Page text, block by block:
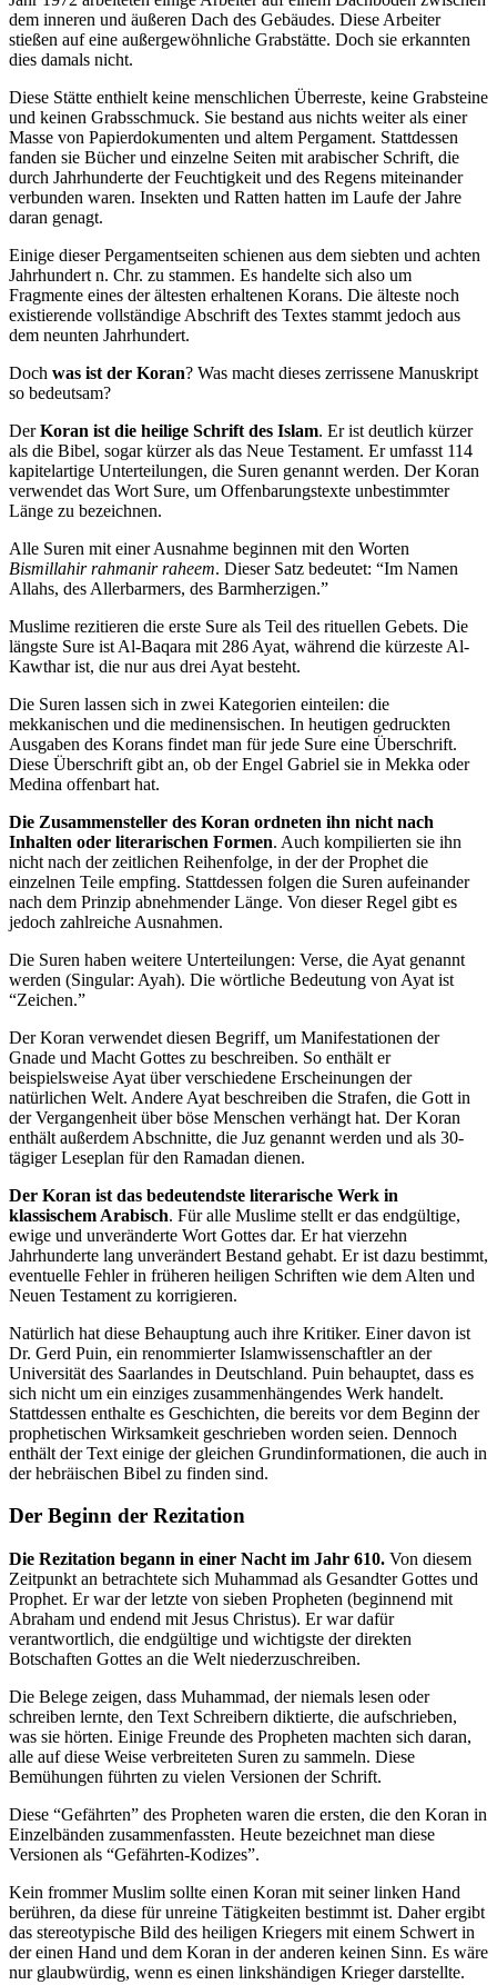
dem inneren und äußeren Dach des Gebäudes. Diese Arbeiter
stießen auf eine außergewöhnliche Grabstätte. Doch sie erkannten
dies damals nicht.
Diese Stätte enthielt keine menschlichen Überreste, keine Grabsteine
und keinen Grabsschmuck. Sie bestand aus nichts weiter als einer
Masse von Papierdokumenten und altem Pergament. Stattdessen
fanden sie Bücher und einzelne Seiten mit arabischer Schrift, die
durch Jahrhunderte der Feuchtigkeit und des Regens miteinander
verbunden waren. Insekten und Ratten hatten im Laufe der Jahre
daran genagt.
Einige dieser Pergamentseiten schienen aus dem siebten und achten
Jahrhundert n. Chr. zu stammen. Es handelte sich also um
Fragmente eines der ältesten erhaltenen Korans. Die älteste noch
existierende vollständige Abschrift des Textes stammt jedoch aus
dem neunten Jahrhundert.
Doch was ist der Koran? Was macht dieses zerrissene Manuskript
so bedeutsam?
DerKoran ist die heilige Schrift des Islam. Er ist deutlich kürzer
als die Bibel, sogar kürzer als das Neue Testament. Er umfasst 114
kapitelartige Unterteilungen, die Suren genannt werden. Der Koran
verwendet das Wort Sure, um Offenbarungstexte unbestimmter
Länge zu bezeichnen.
Alle Suren mit einer Ausnahme beginnen mit den Worten
Bismillahir rahmanir raheem. Dieser Satz bedeutet: “Im Namen
Allahs, des Allerbarmers, des Barmherzigen.”
Muslime rezitieren die erste Sure als Teil des rituellen Gebets. Die
längste Sure ist Al-Baqara mit 286 Ayat, während die kürzeste Al-
Kawthar ist, die nur aus drei Ayat besteht.
Die Suren lassen sich in zwei Kategorien einteilen: die
mekkanischen und die medinensischen. In heutigen gedruckten
Ausgaben des Korans findet man für jede Sure eine Überschrift.
Diese Überschrift gibt an, ob der Engel Gabriel sie in Mekka oder
Medina offenbart hat.
Die Zusammensteller des Koran ordneten ihn nicht nach
Inhalten oder literarischen Formen. Auch kompilierten sie ihn
nicht nach der zeitlichen Reihenfolge, in der der Prophet die
einzelnen Teile empfing. Stattdessen folgen die Suren aufeinander
nach dem Prinzip abnehmender Länge. Von dieser Regel gibt es
jedoch zahlreiche Ausnahmen.
Die Suren haben weitere Unterteilungen: Verse, die Ayat genannt
werden (Singular: Ayah). Die wörtliche Bedeutung von Ayat ist
“Zeichen.”
Der Koran verwendet diesen Begriff, um Manifestationen der
Gnade und Macht Gottes zu beschreiben. So enthält er
beispielsweise Ayat über verschiedene Erscheinungen der
natürlichen Welt. Andere Ayat beschreiben die Strafen, die Gott in
der Vergangenheit über böse Menschen verhängt hat. Der Koran
enthält außerdem Abschnitte, die Juz genannt werden und als 30-
tägiger Leseplan für den Ramadan dienen.
Der Koran ist das bedeutendste literarische Werk in
klassischem Arabisch. Für alle Muslime stellt er das endgültige,
ewige und unveränderte Wort Gottes dar. Er hat vierzehn
Jahrhunderte lang unverändert Bestand gehabt. Er ist dazu bestimmt,
eventuelle Fehler in früheren heiligen Schriften wie dem Alten und
Neuen Testament zu korrigieren.
Natürlich hat diese Behauptung auch ihre Kritiker. Einer davon ist
Dr. Gerd Puin, ein renommierter Islamwissenschaftler an der
Universität des Saarlandes in Deutschland. Puin behauptet, dass es
sich nicht um ein einziges zusammenhängendes Werk handelt.
Stattdessen enthalte es Geschichten, die bereits vor dem Beginn der
prophetischen Wirksamkeit geschrieben worden seien. Dennoch
enthält der Text einige der gleichen Grundinformationen, die auch in
der hebräischen Bibel zu finden sind.
Der Beginn der Rezitation
Die Rezitation begann in einer Nacht im Jahr 610. Von diesem
Zeitpunkt an betrachtete sich Muhammad als Gesandter Gottes und
Prophet. Er war der letzte von sieben Propheten (beginnend mit
Abraham und endend mit Jesus Christus). Er war dafür
verantwortlich, die endgültige und wichtigste der direkten
Botschaften Gottes an die Welt niederzuschreiben.
Die Belege zeigen, dass Muhammad, der niemals lesen oder
schreiben lernte, den Text Schreibern diktierte, die aufschrieben,
was sie hörten. Einige Freunde des Propheten machten sich daran,
alle auf diese Weise verbreiteten Suren zu sammeln. Diese
Bemühungen führten zu vielen Versionen der Schrift.
Diese “Gefährten” des Propheten waren die ersten, die den Koran in
Einzelbänden zusammenfassten. Heute bezeichnet man diese
Versionen als “Gefährten-Kodizes”.
Kein frommer Muslim sollte einen Koran mit seiner linken Hand
berühren, da diese für unreine Tätigkeiten bestimmt ist. Daher ergibt
das stereotypische Bild des heiligen Kriegers mit einem Schwert in
der einen Hand und dem Koran in der anderen keinen Sinn. Es wäre
nur glaubwürdig, wenn es einen linkshändigen Krieger darstellte.